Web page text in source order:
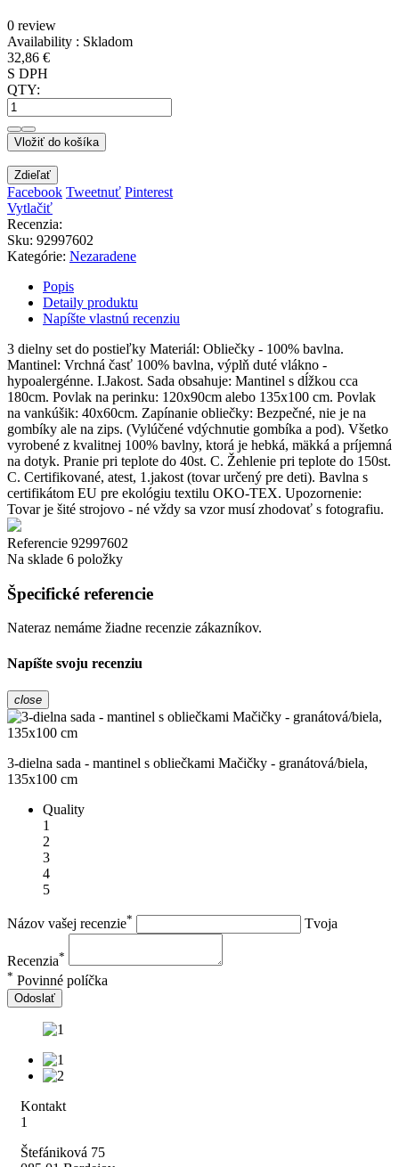
0 review
Availability : Skladom
32,86 €
S DPH
QTY:
Vložiť do košíka
Zdieľať
Facebook Tweetnuť Pinterest
Vytlačiť
Recenzia:
Sku: 92997602
Kategórie: Nezaradene
Popis
Detaily produktu
Napíšte vlastnú recenziu
3 dielny set do postieľky Materiál: Obliečky - 100% bavlna.
Mantinel: Vrchná časť 100% bavlna, výplň duté vlákno -
hypoalergénne. I.Jakost. Sada obsahuje: Mantinel s dĺžkou cca
180cm. Povlak na perinku: 120x90cm alebo 135x100 cm. Povlak
na vankúšik: 40x60cm. Zapínanie obliečky: Bezpečné, nie je na
gombíky ale na zips. (Vylúčené vdýchnutie gombíka a pod). Všetko
vyrobené z kvalitnej 100% bavlny, ktorá je hebká, mäkká a príjemná
na dotyk. Pranie pri teplote do 40st. C. Žehlenie pri teplote do 150st.
C. Certifikované, atest, 1.jakost (tovar určený pre deti). Bavlna s
certifikátom EU pre ekológiu textilu OKO-TEX. Upozornenie:
Tovar je šité strojovo - né vždy sa vzor musí zhodovať s fotografiu.
Referencie 92997602
Na sklade 6 položky
Špecifické referencie
Nateraz nemáme žiadne recenzie zákazníkov.
Napíšte svoju recenziu
close
3-dielna sada - mantinel s obliečkami Mačičky - granátová/biela,
135x100 cm
Quality
1
2
3
4
5
Názov vašej recenzie* Tvoja
Recenzia*
* Povinné políčka
Odoslať
Kontakt
1
Štefániková 75